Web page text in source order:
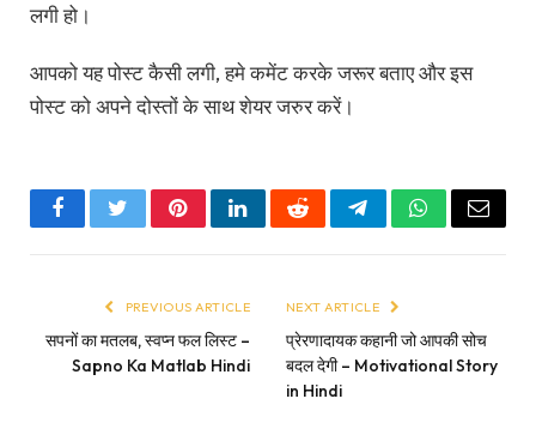
लगी हो।
आपको यह पोस्ट कैसी लगी, हमे कमेंट करके जरूर बताए और इस
पोस्ट को अपने दोस्तों के साथ शेयर जरुर करें।
FacebookTwitterPinterestLinkedInRedditTelegramWhatsApp
Email
PREVIOUS ARTICLE
सपनों का मतलब, स्वप्न फल लिस्ट –
Sapno Ka Matlab Hindi
NEXT ARTICLE
प्रेरणादायक कहानी जो आपकी सोच
बदल देगी – Motivational Story
in Hindi